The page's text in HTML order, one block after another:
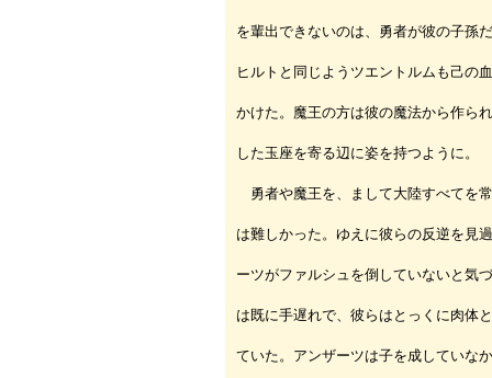
を輩出できないのは、勇者が彼の子孫
ヒルトと同じようツエントルムも己の
かけた。魔王の方は彼の魔法から作ら
した玉座を寄る辺に姿を持つように。
勇者や魔王を、まして大陸すべてを
は難しかった。ゆえに彼らの反逆を見
ーツがファルシュを倒していないと気
は既に手遅れで、彼らはとっくに肉体
ていた。アンザーツは子を成していな